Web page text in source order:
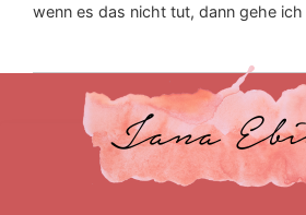
wenn es das nicht tut, dann gehe ich